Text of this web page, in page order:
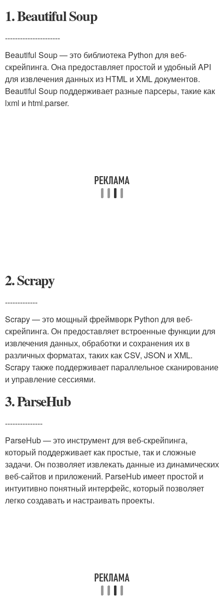
1. Beautiful Soup
----------------------
Beautiful Soup — это библиотека Python для веб-
скрейпинга. Она предоставляет простой и удобный API
для извлечения данных из HTML и XML документов.
Beautiful Soup поддерживает разные парсеры, такие как
lxml и html.parser.
2. Scrapy
-------------
Scrapy — это мощный фреймворк Python для веб-
скрейпинга. Он предоставляет встроенные функции для
извлечения данных, обработки и сохранения их в
различных форматах, таких как CSV, JSON и XML.
Scrapy также поддерживает параллельное сканирование
и управление сессиями.
3. ParseHub
---------------
ParseHub — это инструмент для веб-скрейпинга,
который поддерживает как простые, так и сложные
задачи. Он позволяет извлекать данные из динамических
веб-сайтов и приложений. ParseHub имеет простой и
интуитивно понятный интерфейс, который позволяет
легко создавать и настраивать проекты.